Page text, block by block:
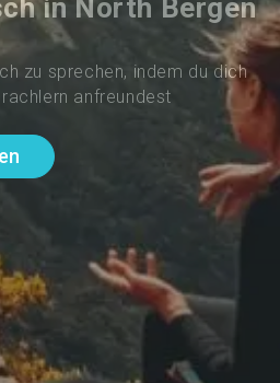
in North Bergen
zu sprechen, indem du dich
anfreundest